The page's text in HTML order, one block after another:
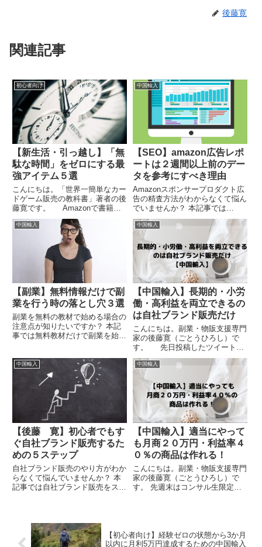
後藤寛
関連記事
初心者向け
【新生活・引っ越し】「無
駄な時間」をゼロにする最
強アイテム５選
こんにちは。「世界一簡単なカー
ドゲーム販売の教科書」著者の後
藤寛です。 Amazonで書籍販
売中です。 副業を始めたいけ
ど時間がない、という人は多いで
す。しかし、忙しくても副業の時
間を捻出しなければいつまでたっ
ても今の生活から抜け出...
中国輸入
【SEO】amazon広告レポ
ートは２週間以上前のデー
タを参考にすべき理由
Amazonスポンサープロダクト広
告の精査方法がわからなくて悩ん
でいませんか？ 本記事では
Amazonスポンサープロダクト広
告の精査方法から広告のメリッ
ト・デメリットまでを紹介しま
す。
中国輸入
【副業】無料情報だけで副
業を行う時の落とし穴３選
副業を無料の教材で始める場合の
注意点が知りたいですか？ 本記
事では無料教材だけで副業を始め
る場合の注意点が知りたい副業初
心者～中級者は知らなきゃ損で
中国輸入
【中国輸入】長期的・小労
働・高利益を両立できるの
は自社ブランド販売だけ
こんにちは。副業・物販支援専門
家の後藤寛（ごとうひろし）で
す。 先日投稿したツイートが
プチバズりしました。 私は中
国輸入と自社ブランド販売の情報
発信していますが、正直そちらよ
りせどり・転売系の情報を流した
方が副業したい人からの反応が...
中国輸入
【後藤 寛】初心者でもす
ぐ自社ブランド販売するた
めの５ステップ￼
自社ブランド販売のやり方がわか
らなくて悩んでいませんか？ 本
記事では自社ブランド販売をスム
いる物販プレイヤーは絶対読んで
下さい。
中国輸入
【中国輸入】適当にやって
も月商２０万円・利益率４
０％の商品は作れる！
こんにちは。副業・物販支援専門
家の後藤寛（ごとうひろし）で
す。 先週末はコンサル生限定の
勉強会になりました。 熱くな
り...
【初心者向け】経験ゼロの状態から3か月
以内に月利5万円達成するための中国輸入